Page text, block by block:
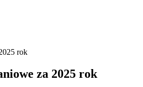
rok
za 2025 rok